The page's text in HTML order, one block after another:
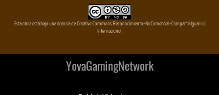
Esta obra está bajo una licencia de Creative Commons Reconocimiento-NoComercial-CompartirIgual 4.0
Internacional
YovaGamingNetwork